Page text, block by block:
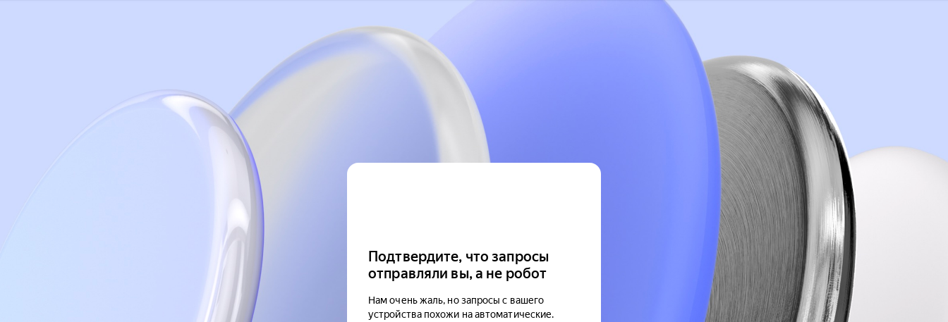
Подтвердите, что запросы
отправляли вы, а не робот
Нам очень жаль, но запросы с вашего
устройства похожи на автоматические.